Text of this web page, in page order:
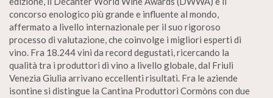
concorso enologico più grande e influente al mondo,
affermato a livello internazionale per il suo rigoroso
processo di valutazione, che coinvolge i migliori esperti di
vino. Fra 18.244 vini da record degustati, ricercando la
qualità tra i produttori di vino a livello globale, dal Friuli
Venezia Giulia arrivano eccellenti risultati. Fra le aziende
isontine si distingue la Cantina Produttori Cormòns con due